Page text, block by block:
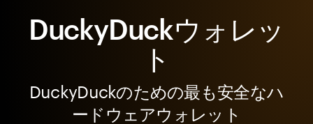
DuckyDuckウォレッ
ト
DuckyDuckのための最も安全なハ
ードウェアウォレット